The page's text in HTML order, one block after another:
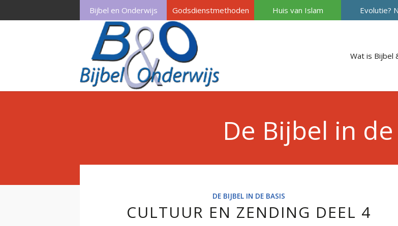
Bijbel en Onderwijs Godsdienstmethoden Huis van Islam Evolutie?
Wat is Bijbel
De Bijbel in
DE BIJBEL IN DE BASIS
CULTUUR EN ZENDING DEEL 4